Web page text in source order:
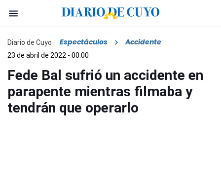
Diario de Cuyo Espectáculos Accidente
23 de abril de 2022 - 00:00
Fede Bal sufrió un accidente en
parapente mientras filmaba y
tendrán que operarlo